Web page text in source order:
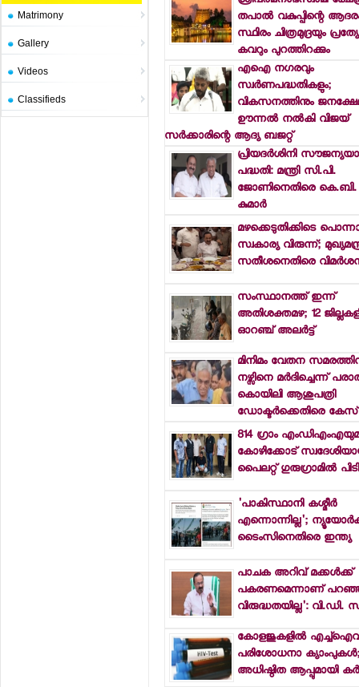
Matrimony
Gallery
Videos
Classifieds
തപാല്‍ വകുപ്പിന്റെ
സ്ഥിരം ചിത്രമുദ്രയും
കവറും പുറത്തിറക്കും
എഐ നഗരവും
സ്വര്‍ണപദ്ധതികളും;
വികസനത്തിനും
ഊന്നല്‍ നല്‍കി വിജയ്
സര്‍ക്കാരിന്റെ ആദ്യ ബജറ്റ്
പ്രിയദര്‍ശിനി
പദ്ധതി: മന്ത്രി സി.പി.
ജോണിനെതിരെ
കുമാര്‍
മഴക്കെടുതിക്കിടെ
സ്വകാര്യ വിരുന്ന്;
സതീശനെതിരെ
സംസ്ഥാനത്ത് ഇന്ന്
അതിശക്തമഴ; 12
ഓറഞ്ച് അലര്‍ട്ട്
മിനിമം വേതന
നഴ്സിനെ മര്‍ദിച്ചെന്ന്
കൊയിലി ആശുപത്രി
ഡോക്ടര്‍ക്കെതിരെ കേസ്
814 ഗ്രാം
കോഴിക്കോട്
പൈലറ്റ് ഗുരുഗ്രാമില്‍
'പാകിസ്ഥാനി കശ്മീര്‍
എന്നൊന്നില്ല';
ടൈംസിനെതിരെ ഇന്ത്യ
പാചക അറിവ് മക്കള്‍ക്ക്
പകരണമെന്നാണ്
വിരുദ്ധതയില്ല': വി.ഡി.
കോളജുകളില്‍
പരിശോധനാ
അധിഷ്ഠിത ആപ്പുമായി